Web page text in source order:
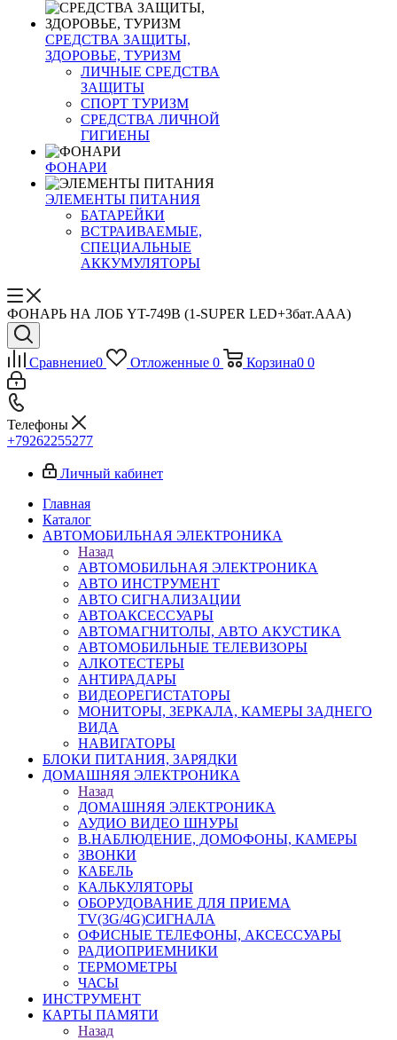
СРЕДСТВА ЗАЩИТЫ,
ЗДОРОВЬЕ, ТУРИЗМ
ЛИЧНЫЕ СРЕДСТВА
ЗАЩИТЫ
СПОРТ ТУРИЗМ
СРЕДСТВА ЛИЧНОЙ
ГИГИЕНЫ
ФОНАРИ
ЭЛЕМЕНТЫ ПИТАНИЯ
БАТАРЕЙКИ
ВСТРАИВАЕМЫЕ,
СПЕЦИАЛЬНЫЕ
АККУМУЛЯТОРЫ
ФОНАРЬ НА ЛОБ YT-749B (1-SUPER LED+3бат.ААА)
Сравнение0 Отложенные 0 Корзина0 0
Телефоны
+79262255277
Личный кабинет
Главная
Каталог
АВТОМОБИЛЬНАЯ ЭЛЕКТРОНИКА
Назад
АВТОМОБИЛЬНАЯ ЭЛЕКТРОНИКА
АВТО ИНСТРУМЕНТ
АВТО СИГНАЛИЗАЦИИ
АВТОАКСЕССУАРЫ
АВТОМАГНИТОЛЫ, АВТО АКУСТИКА
АВТОМОБИЛЬНЫЕ ТЕЛЕВИЗОРЫ
АЛКОТЕСТЕРЫ
АНТИРАДАРЫ
ВИДЕОРЕГИСТАТОРЫ
МОНИТОРЫ, ЗЕРКАЛА, КАМЕРЫ ЗАДНЕГО
ВИДА
НАВИГАТОРЫ
БЛОКИ ПИТАНИЯ, ЗАРЯДКИ
ДОМАШНЯЯ ЭЛЕКТРОНИКА
Назад
ДОМАШНЯЯ ЭЛЕКТРОНИКА
АУДИО ВИДЕО ШНУРЫ
В.НАБЛЮДЕНИЕ, ДОМОФОНЫ, КАМЕРЫ
ЗВОНКИ
КАБЕЛЬ
КАЛЬКУЛЯТОРЫ
ОБОРУДОВАНИЕ ДЛЯ ПРИЕМА
TV(3G/4G)СИГНАЛА
ОФИСНЫЕ ТЕЛЕФОНЫ, АКСЕССУАРЫ
РАДИОПРИЕМНИКИ
ТЕРМОМЕТРЫ
ЧАСЫ
ИНСТРУМЕНТ
КАРТЫ ПАМЯТИ
Назад